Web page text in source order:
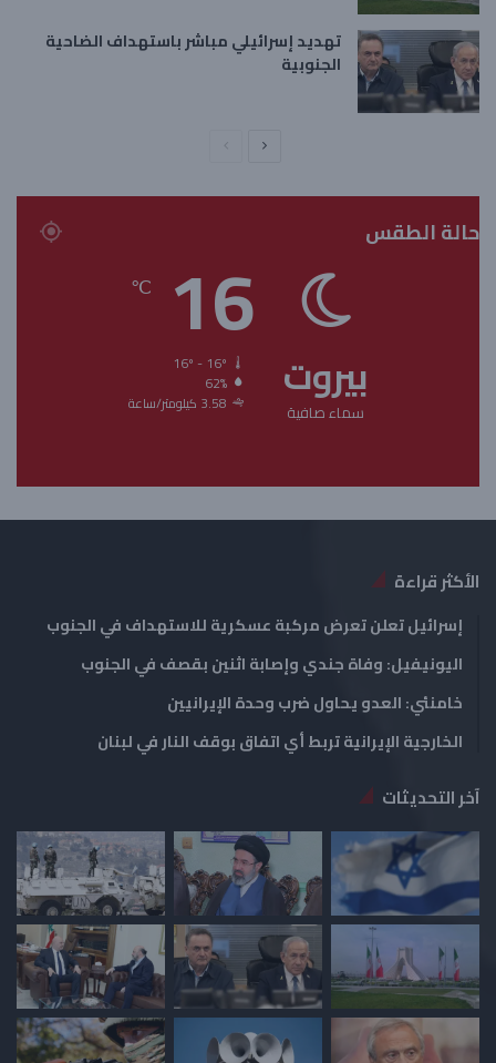
تهديد إسرائيلي مباشر باستهداف الضاحية
الجنوبية
ة
ا
ل
س
ق
ة
ي
ة
حالة الطقس
بيروت
سماء صافية
16
℃
62%
3.58 كيلومتر/ساعة
الأكثر قراءة
إسرائيل تعلن تعرض مركبة عسكرية للاستهداف في الجنوب
اليونيفيل: وفاة جندي وإصابة اثنين بقصف في الجنوب
خامنئي: العدو يحاول ضرب وحدة الإيرانيين
الخارجية الإيرانية تربط أي اتفاق بوقف النار في لبنان
آخر التحديثات